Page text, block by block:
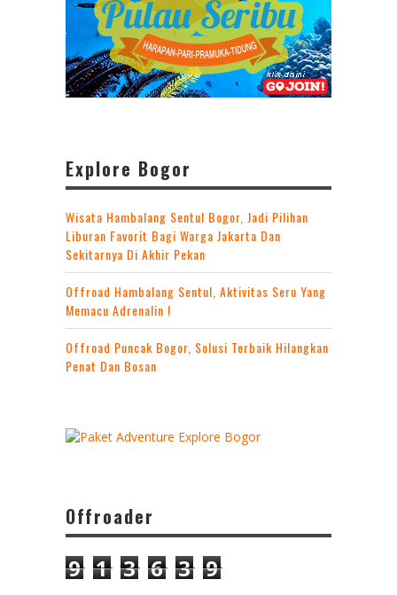
Explore Bogor
Wisata Hambalang Sentul Bogor, Jadi Pilihan
Liburan Favorit Bagi Warga Jakarta Dan
Sekitarnya Di Akhir Pekan
Offroad Hambalang Sentul, Aktivitas Seru Yang
Memacu Adrenalin !
Offroad Puncak Bogor, Solusi Terbaik Hilangkan
Penat Dan Bosan
Offroader
9 1 3 6 3 9